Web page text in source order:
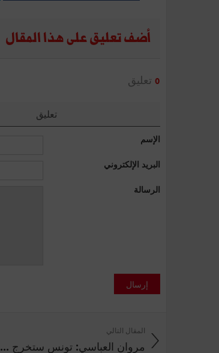
أضف تعليق على هذا المقال
0 تعليق
تعليق
الإسم
البريد الإلكتروني
الرسالة
إرسال
المقال التالي
مروان العباسي: تونس ستخرج ...